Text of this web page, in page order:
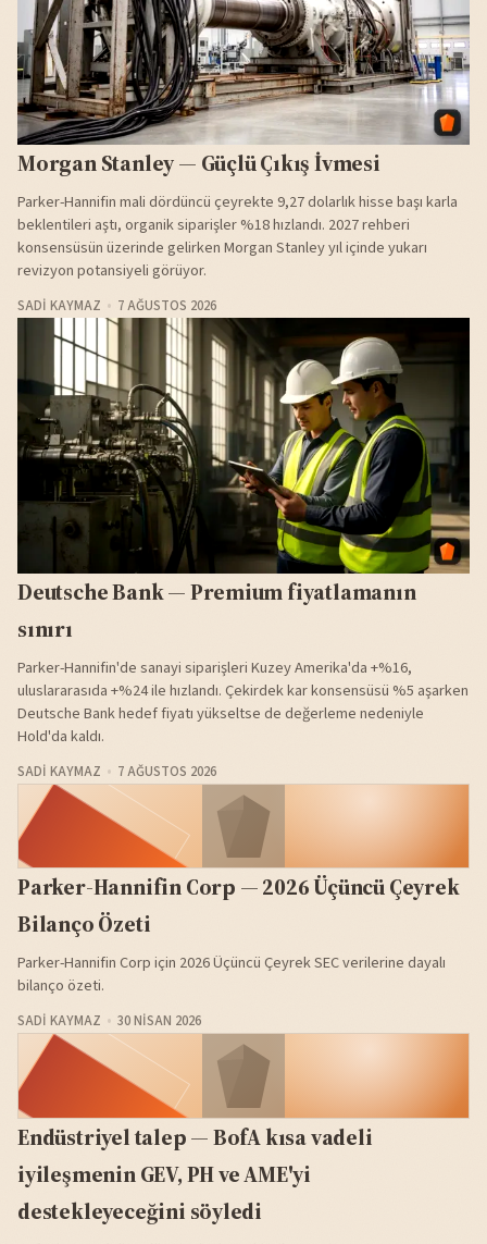
Morgan Stanley — Güçlü Çıkış İvmesi
Parker-Hannifin mali dördüncü çeyrekte 9,27 dolarlık hisse başı karla
beklentileri aştı, organik siparişler %18 hızlandı. 2027 rehberi
konsensüsün üzerinde gelirken Morgan Stanley yıl içinde yukarı
revizyon potansiyeli görüyor.
SADI KAYMAZ 7 AĞUSTOS 2026
Deutsche Bank — Premium fiyatlamanın
sınırı
Parker-Hannifin'de sanayi siparişleri Kuzey Amerika'da +%16,
uluslararasıda +%24 ile hızlandı. Çekirdek kar konsensüsü %5 aşarken
Deutsche Bank hedef fiyatı yükseltse de değerleme nedeniyle
Hold'da kaldı.
SADI KAYMAZ 7 AĞUSTOS 2026
Parker-Hannifin Corp — 2026 Üçüncü Çeyrek
Bilanço Özeti
Parker-Hannifin Corp için 2026 Üçüncü Çeyrek SEC verilerine dayalı
bilanço özeti.
SADI KAYMAZ 30 NISAN 2026
Endüstriyel talep — BofA kısa vadeli
iyileşmenin GEV, PH ve AME'yi
destekleyeceğini söyledi